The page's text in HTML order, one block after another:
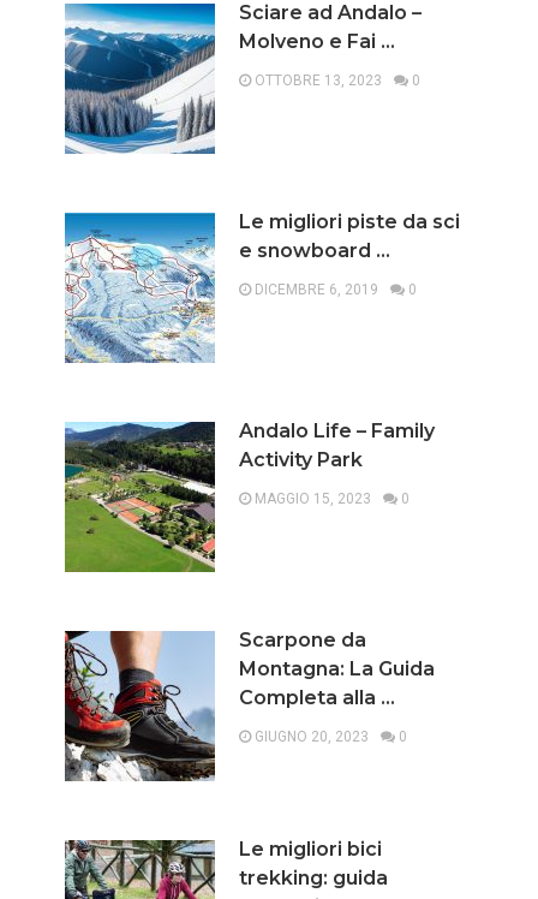
Sciare ad Andalo –
Molveno e Fai …
OTTOBRE 13, 2023 0
Le migliori piste da sci
e snowboard …
DICEMBRE 6, 2019 0
Andalo Life – Family
Activity Park
MAGGIO 15, 2023 0
Scarpone da
Montagna: La Guida
Completa alla …
GIUGNO 20, 2023 0
Le migliori bici
trekking: guida